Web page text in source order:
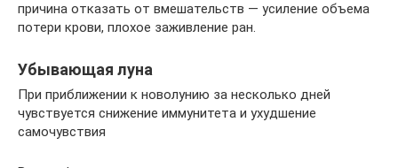
причина отказать от вмешательств — усиление объема
потери крови, плохое заживление ран.
Убывающая луна
При приближении к новолунию за несколько дней
чувствуется снижение иммунитета и ухудшение
самочувствия